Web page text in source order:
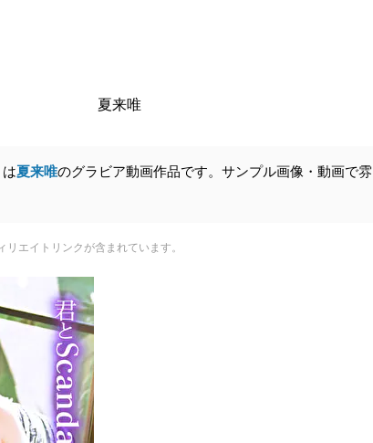
夏来唯
は夏来唯のグラビア動画作品です。サンプル画像・動画で雰
エイトリンクが含まれています。